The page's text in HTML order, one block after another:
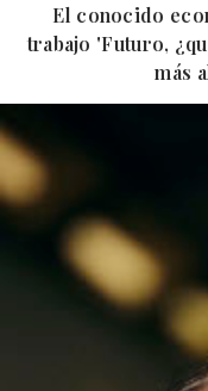
El conocido
trabajo 'Futuro,
más